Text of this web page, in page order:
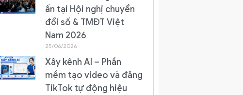
ấn tại Hội nghị chuyển
đổi số & TMĐT Việt
Nam 2026
25/06/2026
Xây kênh AI – Phần
mềm tạo video và đăng
TikTok tự động hiệu